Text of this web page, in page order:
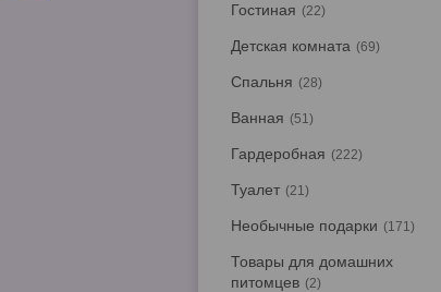
Гостиная 22
Детская комната 69
Спальня 28
Ванная 51
Гардеробная 222
Туалет 21
Необычные подарки 171
Товары для домашних
питомцев
2